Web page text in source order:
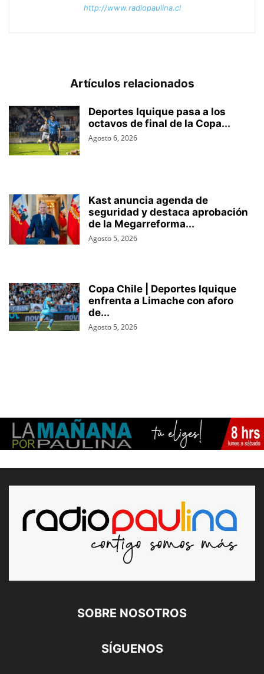
http://www.radiopaulina.cl
Artículos relacionados
Deportes Iquique pasa a los
octavos de final de la Copa...
Agosto 6, 2026
Kast anuncia agenda de
seguridad y destaca aprobación
de la Megarreforma...
Agosto 5, 2026
Copa Chile | Deportes Iquique
enfrenta a Limache con aforo
de...
Agosto 5, 2026
SOBRE NOSOTROS
SÍGUENOS